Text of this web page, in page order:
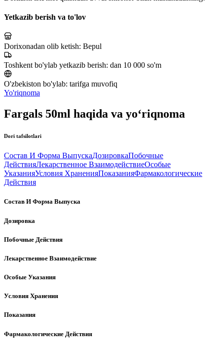
Yetkazib berish va to'lov
Dorixonadan olib ketish: Bepul
Toshkent bo'ylab yetkazib berish: dan 10 000 so'm
O'zbekiston bo'ylab: tarifga muvofiq
Yo'riqnoma
Fargals 50ml haqida va yo‘riqnoma
Dori tafsilotlari
Состав И Форма ВыпускаДозировкаПобочные
ДействияЛекарственное ВзаимодействиеОсобые
УказанияУсловия ХраненияПоказанияФармакологические
Действия
Состав И Форма Выпуска
Дозировка
Побочные Действия
Лекарственное Взаимодействие
Особые Указания
Условия Хранения
Показания
Фармакологические Действия